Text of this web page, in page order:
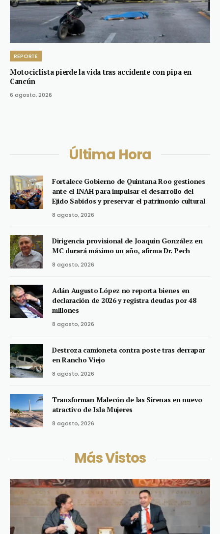
REPORTE
Motociclista pierde la vida tras accidente con pipa en
Cancún
6 agosto, 2026
Última Hora
Fortalece Gobierno de Quintana Roo gestiones
ante el INAH para impulsar el desarrollo del
Ejido Sabidos y preservar el patrimonio cultural
8 agosto, 2026
Dirigencia provisional de Joaquín González en
MC durará máximo un año, afirma Dr. Pech
8 agosto, 2026
Adán Augusto López no reporta bienes en
declaración de 2026 y registra deudas por 48
millones
8 agosto, 2026
Destroza camioneta contra poste tras derrapar
en Rancho Viejo
8 agosto, 2026
Transforman Malecón de las Sirenas en nuevo
atractivo de Isla Mujeres
8 agosto, 2026
Más Vistos